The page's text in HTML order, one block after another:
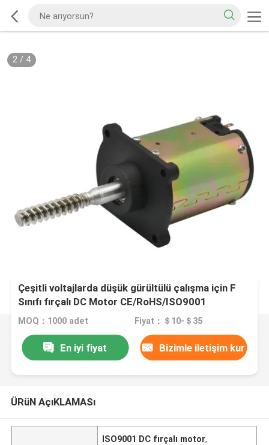
2/ 4
Çeşitli voltajlarda düşük gürültülü çalışma için F
Sınıfı fırçalı DC Motor CE/RoHS/ISO9001
sertifikalı
MOQ：1000 adet Fiyat：＄10-＄35
En iyi fiyat Bizimle iletişim kur
ÜRüN AçıKLAMASı
ISO9001 DC fırçalı motor,